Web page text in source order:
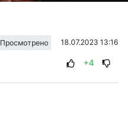
Просмотрено 18.07.2023 13:16
+4